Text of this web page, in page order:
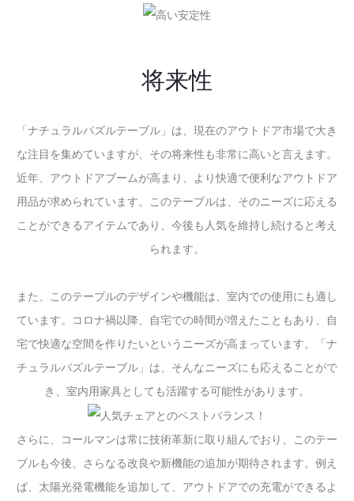
将来性
「ナチュラルパズルテーブル」は、現在のアウトドア市場で大き
な注目を集めていますが、その将来性も非常に高いと言えます。
近年、アウトドアブームが高まり、より快適で便利なアウトドア
用品が求められています。このテーブルは、そのニーズに応える
ことができるアイテムであり、今後も人気を維持し続けると考え
られます。
また、このテーブルのデザインや機能は、室内での使用にも適し
ています。コロナ禍以降、自宅での時間が増えたこともあり、自
宅で快適な空間を作りたいというニーズが高まっています。「ナ
チュラルパズルテーブル」は、そんなニーズにも応えることがで
き、室内用家具としても活躍する可能性があります。
さらに、コールマンは常に技術革新に取り組んでおり、このテー
ブルも今後、さらなる改良や新機能の追加が期待されます。例え
ば、太陽光発電機能を追加して、アウトドアでの充電ができるよ